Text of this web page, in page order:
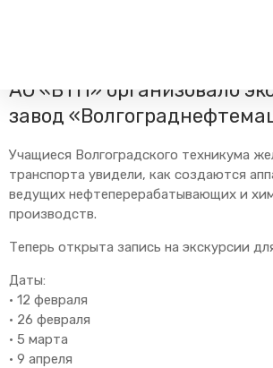
Пассажирам
Режим работы билетных
Тарифы и льготы
Схема обращения
пригородных поездов
Мобильное приложение
Правила проезда
Единый номер вызова экстренных
112
АО «ВТП» организовало
завод
Учащиеся Волгоградского техникума
транспорта увидели, как создаются
ведущих нефтеперерабатывающих и
производств.
Теперь открыта запись на экскурсии
Даты:
• 12 февраля
• 26 февраля
• 5 марта
• 9 апреля